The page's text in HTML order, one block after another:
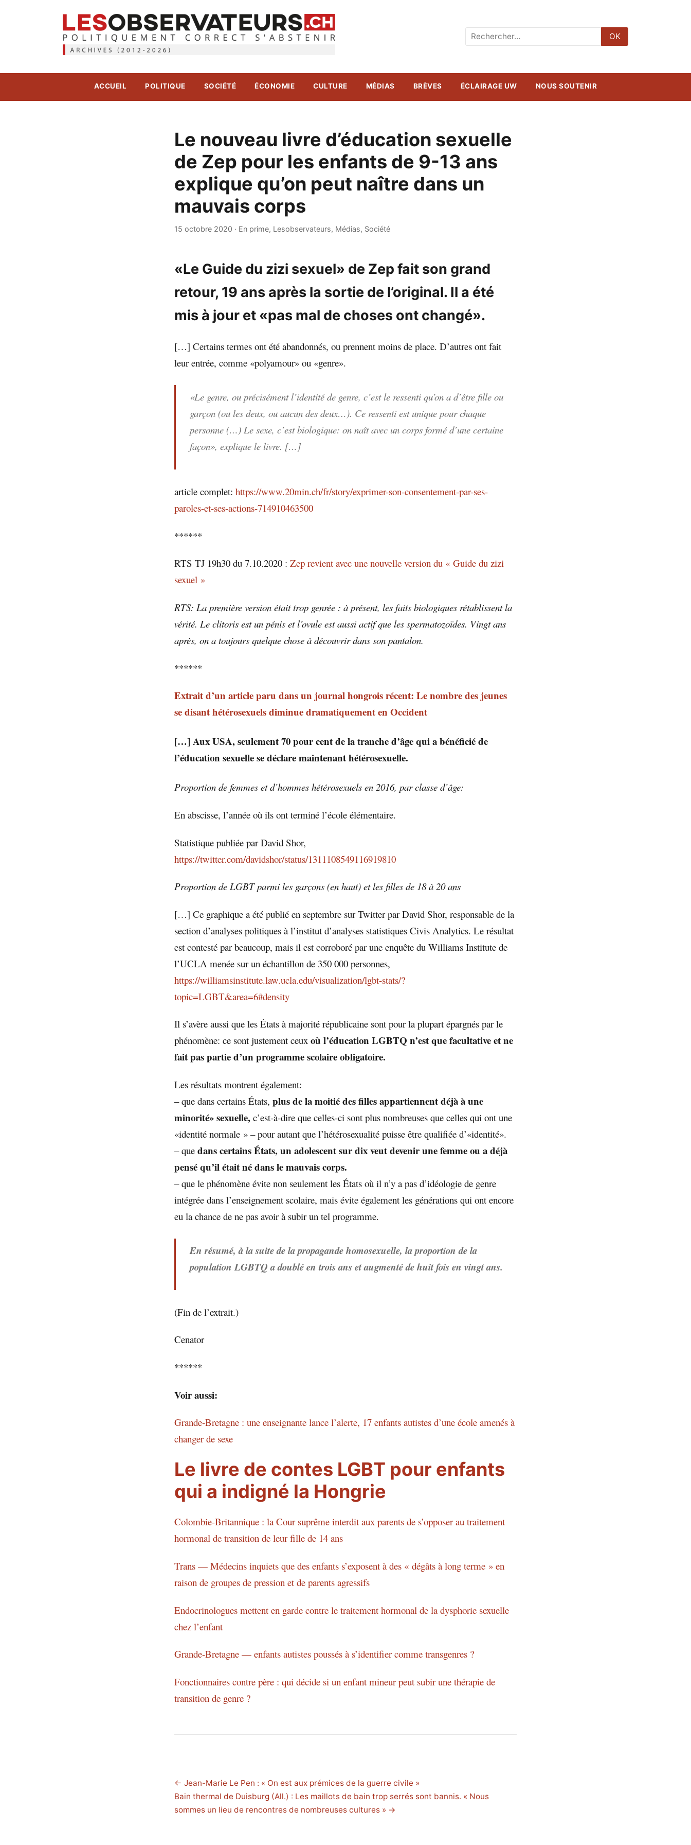
Rechercher
:
OK
ACCUEIL POLITIQUE SOCIÉTÉ ÉCONOMIE CULTURE MÉDIAS BRÈVES ÉCLAIRAGE UW NOUS SOUTENIR
Le nouveau livre d’éducation sexuelle
de Zep pour les enfants de 9-13 ans
explique qu’on peut naître dans un
mauvais corps
15 octobre 2020 · En prime, Lesobservateurs, Médias, Société
«Le Guide du zizi sexuel» de Zep fait son grand
retour, 19 ans après la sortie de l’original. Il a été
mis à jour et «pas mal de choses ont changé».
[…] Certains termes ont été abandonnés, ou prennent moins de place. D’autres ont fait
leur entrée, comme «polyamour» ou «genre».
«Le genre, ou précisément l’identité de genre, c’est le ressenti qu’on a d’être fille ou
garçon (ou les deux, ou aucun des deux…). Ce ressenti est unique pour chaque
personne (…) Le sexe, c’est biologique: on naît avec un corps formé d’une certaine
façon», explique le livre. […]
article complet: https://www.20min.ch/fr/story/exprimer-son-consentement-par-ses-
paroles-et-ses-actions-714910463500
******
RTS TJ 19h30 du 7.10.2020 : Zep revient avec une nouvelle version du « Guide du zizi
sexuel »
RTS: La première version était trop genrée : à présent, les faits biologiques rétablissent la
vérité. Le clitoris est un pénis et l’ovule est aussi actif que les spermatozoïdes. Vingt ans
après, on a toujours quelque chose à découvrir dans son pantalon.
******
Extrait d’un article paru dans un journal hongrois récent: Le nombre des jeunes
se disant hétérosexuels diminue dramatiquement en Occident
[…] Aux USA, seulement 70 pour cent de la tranche d’âge qui a bénéficié de
l’éducation sexuelle se déclare maintenant hétérosexuelle.
Proportion de femmes et d’hommes hétérosexuels en 2016, par classe d’âge:
En abscisse, l’année où ils ont terminé l’école élémentaire.
Statistique publiée par David Shor,
https://twitter.com/davidshor/status/1311108549116919810
Proportion de LGBT parmi les garçons (en haut) et les filles de 18 à 20 ans
[…] Ce graphique a été publié en septembre sur Twitter par David Shor, responsable de la
section d’analyses politiques à l’institut d’analyses statistiques Civis Analytics. Le résultat
est contesté par beaucoup, mais il est corroboré par une enquête du Williams Institute de
l’UCLA menée sur un échantillon de 350 000 personnes,
https://williamsinstitute.law.ucla.edu/visualization/lgbt-stats/?
topic=LGBT&area=6#density
Il s’avère aussi que les États à majorité républicaine sont pour la plupart épargnés par le
phénomène: ce sont justement ceux où l’éducation LGBTQ n’est que facultative et ne
fait pas partie d’un programme scolaire obligatoire.
Les résultats montrent également:
– que dans certains États, plus de la moitié des filles appartiennent déjà à une
minorité» sexuelle, c’est-à-dire que celles-ci sont plus nombreuses que celles qui ont une
«identité normale » – pour autant que l’hétérosexualité puisse être qualifiée d’«identité».
– que dans certains États, un adolescent sur dix veut devenir une femme ou a déjà
pensé qu’il était né dans le mauvais corps.
– que le phénomène évite non seulement les États où il n’y a pas d’idéologie de genre
intégrée dans l’enseignement scolaire, mais évite également les générations qui ont encore
eu la chance de ne pas avoir à subir un tel programme.
En résumé, à la suite de la propagande homosexuelle, la proportion de la
population LGBTQ a doublé en trois ans et augmenté de huit fois en vingt ans.
(Fin de l’extrait.)
Cenator
******
Voir aussi:
Grande-Bretagne : une enseignante lance l’alerte, 17 enfants autistes d’une école amenés à
changer de sexe
Le livre de contes LGBT pour enfants
qui a indigné la Hongrie
Colombie-Britannique : la Cour suprême interdit aux parents de s’opposer au traitement
hormonal de transition de leur fille de 14 ans
Trans — Médecins inquiets que des enfants s’exposent à des « dégâts à long terme » en
raison de groupes de pression et de parents agressifs
Endocrinologues mettent en garde contre le traitement hormonal de la dysphorie sexuelle
chez l’enfant
Grande-Bretagne — enfants autistes poussés à s’identifier comme transgenres ?
Fonctionnaires contre père : qui décide si un enfant mineur peut subir une thérapie de
transition de genre ?
← Jean-Marie Le Pen : « On est aux prémices de la guerre civile »
Bain thermal de Duisburg (All.) : Les maillots de bain trop serrés sont bannis. « Nous
sommes un lieu de rencontres de nombreuses cultures » →